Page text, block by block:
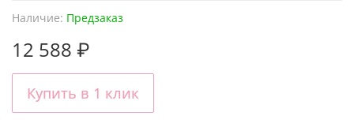
Наличие: Предзаказ
12 588 ₽
Купить в 1 клик